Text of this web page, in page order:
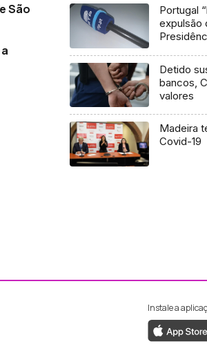
São
Portugal
expulsão
Detido
bancos,
valores
Madeira
Covid-19
ao Facebook da RTP
ao Instagram da RTP
Instale a